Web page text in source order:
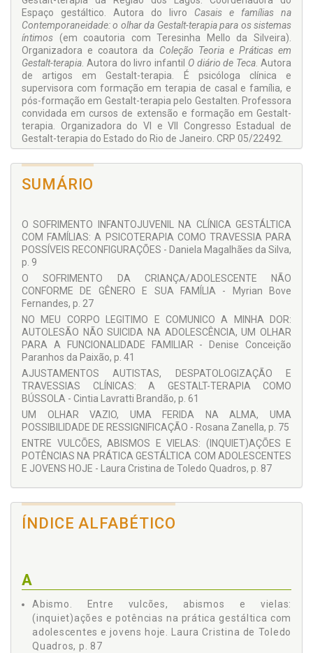
Espaço gestáltico. Autora do livro Casais e famílias na
Contemporaneidade: o olhar da Gestalt-terapia para os sistemas
íntimos (em coautoria com Teresinha Mello da Silveira).
Organizadora e coautora da Coleção Teoria e Práticas em
Gestalt-terapia. Autora do livro infantil O diário de Teca. Autora
de artigos em Gestalt-terapia. É psicóloga clínica e
supervisora com formação em terapia de casal e família, e
pós-formação em Gestalt-terapia pelo Gestalten. Professora
convidada em cursos de extensão e formação em Gestalt-
terapia. Organizadora do VI e VII Congresso Estadual de
Gestalt-terapia do Estado do Rio de Janeiro. CRP 05/22492.
Gestalt-terapeuta desde 1987. Psicóloga concursada em
saúde pública desde 1992, atuando no ambulatório de saúde
IST/AIDS. Mestre em HIV/aids pela Universidade Federal do
Estado do Rio de Janeiro. Especialista em educação em
saúde pública pela Universidade Federal Fluminense.
Formação em terapia de casal e família. Supervisora clínica.
Diretora do Instituto Ampliando Fronteiras. Autora de artigos
em Gestalt-terapia. Organizadora e coautora da Coleção
Teoria e Práticas em Gestalt-terapia. CRP 05/12629.
COLABORADORES:
Cintia Lavratti Brandão
Daniela Magalhães da Silva
Denise Conceição Paranhos da Paixão
Laura Cristina de Toledo Quadros
Myrian Bove Fernandes
Rosana Zanella
SUMÁRIO
O SOFRIMENTO INFANTOJUVENIL NA CLÍNICA GESTÁLTICA
COM FAMÍLIAS: A PSICOTERAPIA COMO TRAVESSIA PARA
POSSÍVEIS RECONFIGURAÇÕES - Daniela Magalhães da Silva,
p. 9
O SOFRIMENTO DA CRIANÇA/ADOLESCENTE NÃO
CONFORME DE GÊNERO E SUA FAMÍLIA - Myrian Bove
Fernandes, p. 27
NO MEU CORPO LEGITIMO E COMUNICO A MINHA DOR:
AUTOLESÃO NÃO SUICIDA NA ADOLESCÊNCIA, UM OLHAR
PARA A FUNCIONALIDADE FAMILIAR - Denise Conceição
Paranhos da Paixão, p. 41
AJUSTAMENTOS AUTISTAS, DESPATOLOGIZAÇÃO E
TRAVESSIAS CLÍNICAS: A GESTALT-TERAPIA COMO
BÚSSOLA - Cintia Lavratti Brandão, p. 61
UM OLHAR VAZIO, UMA FERIDA NA ALMA, UMA
POSSIBILIDADE DE RESSIGNIFICAÇÃO - Rosana Zanella, p. 75
ENTRE VULCÕES, ABISMOS E VIELAS: (INQUIET)AÇÕES E
POTÊNCIAS NA PRÁTICA GESTÁLTICA COM ADOLESCENTES
E JOVENS HOJE - Laura Cristina de Toledo Quadros, p. 87
ÍNDICE ALFABÉTICO
A
Abismo. Entre vulcões, abismos e vielas:
(inquiet)ações e potências na prática gestáltica com
adolescentes e jovens hoje. Laura Cristina de Toledo
Quadros, p. 87